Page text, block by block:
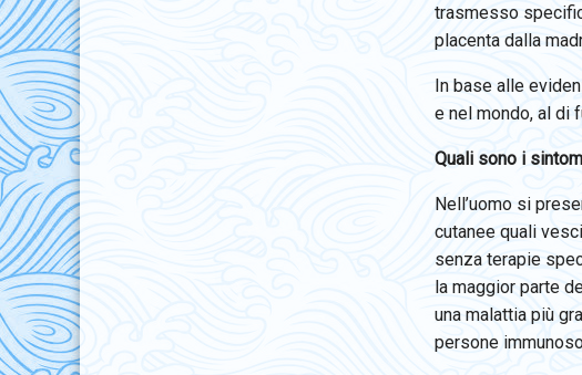
trasmesso
placenta dalla
In base alle
e nel mondo, al di
Quali sono i
Nell’uomo si
cutanee quali
senza terapie
la maggior parte
una malattia più
persone